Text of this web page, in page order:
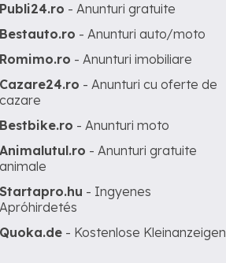
Publi24.ro - Anunturi gratuite
Bestauto.ro - Anunturi auto/moto
Romimo.ro - Anunturi imobiliare
Cazare24.ro - Anunturi cu oferte de
cazare
Bestbike.ro - Anunturi moto
Animalutul.ro - Anunturi gratuite
animale
Startapro.hu - Ingyenes
Apróhirdetés
Quoka.de - Kostenlose Kleinanzeigen